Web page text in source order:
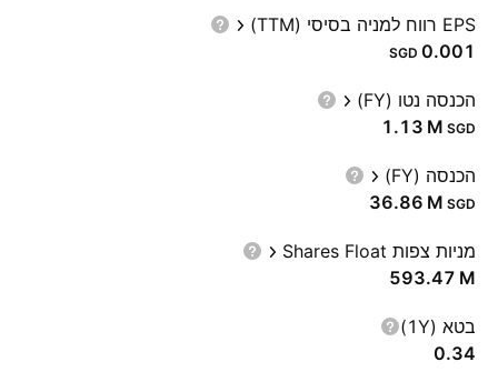
EPS רווח למניה בסיסי (TTM)
0.001
SGD
הכנסה נטו (FY)
‪1.13 M‬ SGD
הכנסה (FY)
‪36.86 M‬ SGD
מניות צפות Shares Float
‪593.47 M‬
בטא (1Y)
0.34